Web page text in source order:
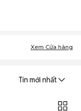
Xem Cửa hàng
Tin mới nhất